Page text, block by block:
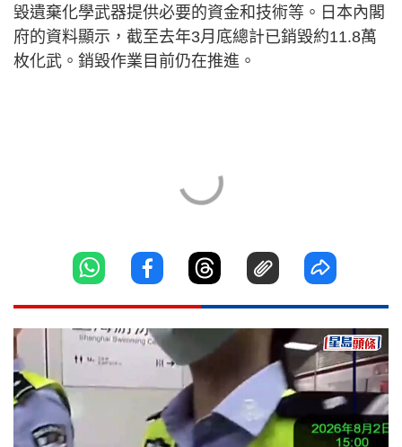
毀遺棄化學武器提供必要的資金和技術等。日本內閣
府的資料顯示，截至去年3月底總計已銷毀約11.8萬
枚化武。銷毀作業目前仍在推進。